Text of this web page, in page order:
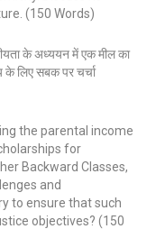
(150 Words)
के अध्ययन में एक मील का
के लिए सबक पर चर्चा
the parental income
for
Backward Classes,
and
to ensure that such
objectives? (150